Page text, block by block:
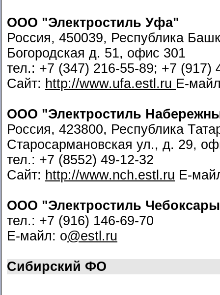
ООО "Электростиль Уфа"
Россия, 450039, Республика
Богородская д. 51, офис 301
тел.: +7 (347) 216-55-89; +7 (917)
Сайт: http://www.ufa.estl.ru Е-
ООО "Электростиль
Россия, 423800, Республика
Старосармановская ул., д. 29,
тел.: +7 (8552) 49-12-32
Сайт: http://www.nch.estl.ru Е-
ООО "Электростиль
тел.: +7 (916) 146-69-70
Е-майл: o@estl.ru
Сибирский ФО